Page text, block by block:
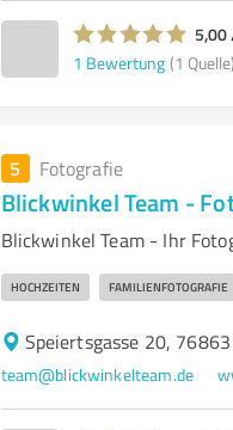
5,00
1 Bewertung (1 Quelle)
5 Fotografie
Blickwinkel Team -
Blickwinkel Team - Ihr
HOCHZEITEN FAMILIENFOTOGRAFIE
Speiertsgasse 20,
team@blickwinkelteam.de